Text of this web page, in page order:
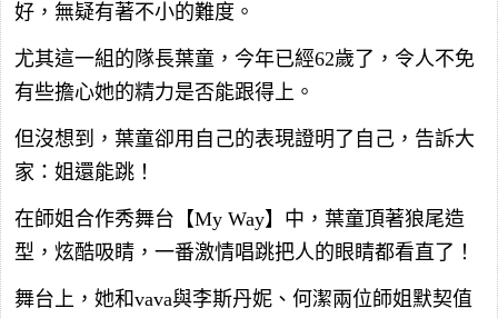
好，無疑有著不小的難度。
尤其這一組的隊長葉童，今年已經62歲了，令人不免
有些擔心她的精力是否能跟得上。
但沒想到，葉童卻用自己的表現證明了自己，告訴大
家：姐還能跳！
在師姐合作秀舞台【My Way】中，葉童頂著狼尾造
型，炫酷吸睛，一番激情唱跳把人的眼睛都看直了！
舞台上，她和vava與李斯丹妮、何潔兩位師姐默契值